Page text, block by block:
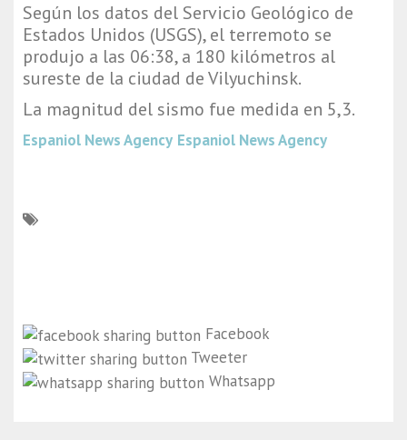
Según los datos del Servicio Geológico de
Estados Unidos (USGS), el terremoto se
produjo a las 06:38, a 180 kilómetros al
sureste de la ciudad de Vilyuchinsk.
La magnitud del sismo fue medida en 5,3.
Espaniol News Agency Espaniol News Agency
Facebook
Tweeter
Whatsapp